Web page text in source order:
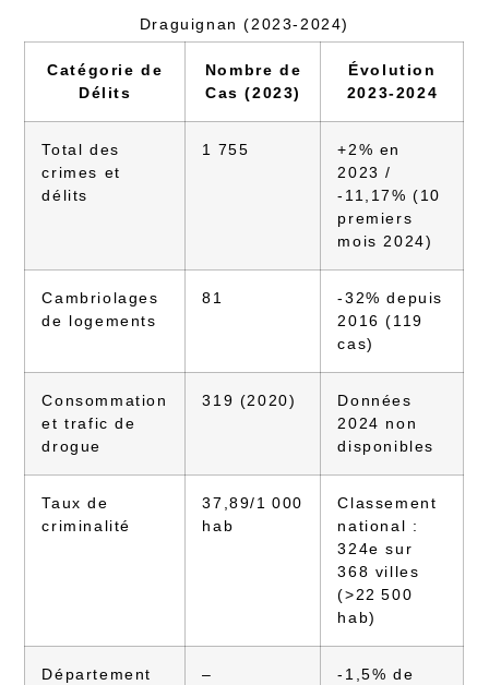
Draguignan (2023-2024)
Catégorie de
Délits
Nombre de
Cas (2023)
Évolution
2023-2024
Total des
crimes et
délits
1 755
+2% en
2023 /
-11,17% (10
premiers
mois 2024)
Cambriolages
de logements
81
-32% depuis
2016 (119
cas)
Consommation
et trafic de
drogue
319 (2020)
Données
2024 non
disponibles
Taux de
criminalité
37,89/1 000
hab
Classement
national :
324e sur
368 villes
(>22 500
hab)
Département
–
-1,5% de